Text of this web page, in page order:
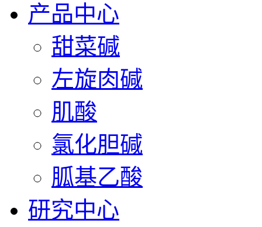
产品中心
甜菜碱
左旋肉碱
肌酸
氯化胆碱
胍基乙酸
研究中心